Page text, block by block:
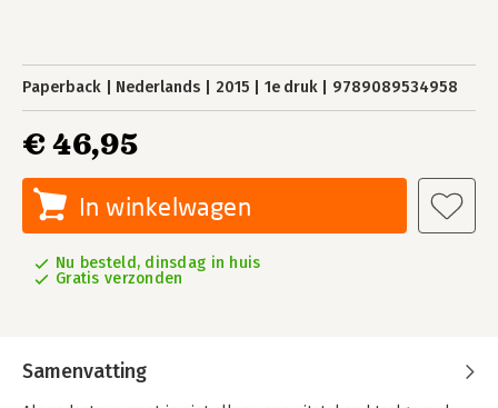
Paperback Nederlands 2015 1e druk 9789089534958
€ 46,95
In winkelwagen
Nu besteld, dinsdag in huis
Gratis verzonden
Samenvatting